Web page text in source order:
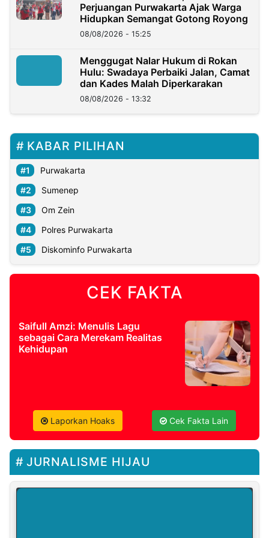
Perjuangan Purwakarta Ajak Warga
Hidupkan Semangat Gotong Royong
08/08/2026 - 15:25
Menggugat Nalar Hukum di Rokan
Hulu: Swadaya Perbaiki Jalan, Camat
dan Kades Malah Diperkarakan
08/08/2026 - 13:32
KABAR PILIHAN
Purwakarta
Sumenep
Om Zein
Polres Purwakarta
Diskominfo Purwakarta
CEK FAKTA
Saifull Amzi: Menulis Lagu
sebagai Cara Merekam Realitas
Kehidupan
Laporkan Hoaks Cek Fakta Lain
JURNALISME HIJAU